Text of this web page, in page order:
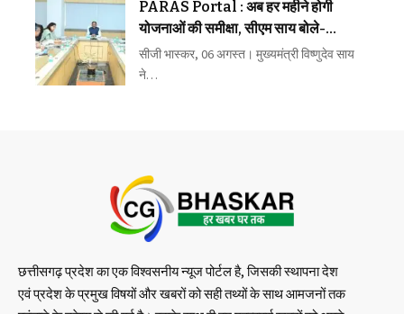
PARAS Portal : अब हर महीने होगी
योजनाओं की समीक्षा, सीएम साय बोले-
लापरवाही बिल्कुल बर्दाश्त नहीं
सीजी भास्कर, 06 अगस्त। मुख्यमंत्री विष्णुदेव साय
ने…
छत्तीसगढ़ प्रदेश का एक विश्वसनीय न्यूज पोर्टल है, जिसकी स्थापना देश
एवं प्रदेश के प्रमुख विषयों और खबरों को सही तथ्यों के साथ आमजनों तक